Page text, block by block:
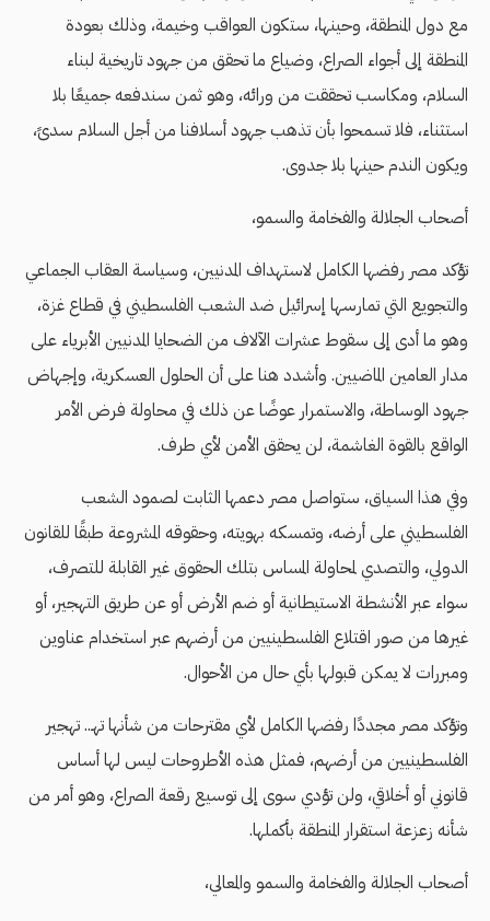
مع دول المنطقة، وحينها، ستكون العواقب وخيمة، وذلك بعودة
المنطقة إلى أجواء الصراع، وضياع ما تحقق من جهود تاريخية لبناء
السلام، ومكاسب تحققت من ورائه، وهو ثمن سندفعه جميعًا بلا
استثناء، فلا تسمحوا بأن تذهب جهود أسلافنا من أجل السلام سدىً،
ويكون الندم حينها بلا جدوى.
أصحاب الجلالة والفخامة والسمو،
تؤكد مصر رفضها الكامل لاستهداف المدنيين، وسياسة العقاب الجماعي
والتجويع التي تمارسها إسرائيل ضد الشعب الفلسطيني في قطاع غزة،
وهو ما أدى إلى سقوط عشرات الآلاف من الضحايا المدنيين الأبرياء على
مدار العامين الماضيين. وأشدد هنا على أن الحلول العسكرية، وإجهاض
جهود الوساطة، والاستمرار عوضًا عن ذلك في محاولة فرض الأمر
الواقع بالقوة الغاشمة، لن يحقق الأمن لأي طرف.
وفي هذا السياق، ستواصل مصر دعمها الثابت لصمود الشعب
الفلسطيني على أرضه، وتمسكه بهويته، وحقوقه المشروعة طبقًا للقانون
الدولي، والتصدي لمحاولة المساس بتلك الحقوق غير القابلة للتصرف،
سواء عبر الأنشطة الاستيطانية أو ضم الأرض أو عن طريق التهجير، أو
غيرها من صور اقتلاع الفلسطينيين من أرضهم عبر استخدام عناوين
ومبررات لا يمكن قبولها بأي حال من الأحوال.
وتؤكد مصر مجددًا رفضها الكامل لأي مقترحات من شأنها تهـ.. تهجير
الفلسطينيين من أرضهم، فمثل هذه الأطروحات ليس لها أساس
قانوني أو أخلاقي، ولن تؤدي سوى إلى توسيع رقعة الصراع، وهو أمر من
شأنه زعزعة استقرار المنطقة بأكملها.
أصحاب الجلالة والفخامة والسمو والمعالي،